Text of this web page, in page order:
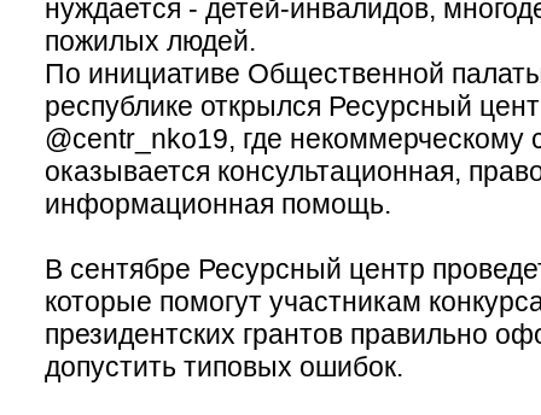
нуждается - детей-инвалидов,
пожилых людей.
По инициативе Общественной
республике открылся Ресурсный
@centr_nko19, где некоммерческому
оказывается консультационная,
информационная помощь.
В сентябре Ресурсный центр
которые помогут участникам
президентских грантов правильно
допустить типовых ошибок.